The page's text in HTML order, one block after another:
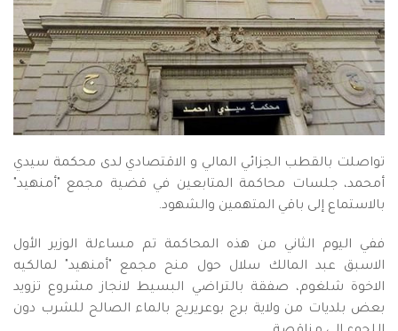
تواصلت بالقطب الجزائي المالي و الاقتصادي لدى محكمة سيدي
أمحمد، جلسات محاكمة المتابعين في قضية مجمع "أمنهيد"
بالاستماع إلى باقي المتهمين والشهود.
ففي اليوم الثاني من هذه المحاكمة تم مساءلة الوزير الأول
الاسبق عبد المالك سلال حول منح مجمع "أمنهيد" لمالكيه
الاخوة شلغوم، صفقة بالتراضي البسيط لانجاز مشروع تزويد
بعض بلديات من ولاية برج بوعريريج بالماء الصالح للشرب دون